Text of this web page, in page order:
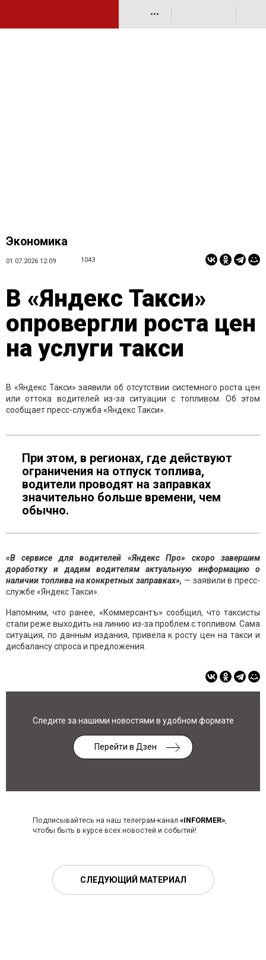
•••
Экономика
01.07.2026 12:09 1043
В «Яндекс Такси»
опровергли роста цен
на услуги такси
В «Яндекс Такси» заявили об отсутствии системного роста цен
или оттока водителей из-за ситуации с топливом. Об этом
сообщает пресс-служба «Яндекс Такси».
При этом, в регионах, где действуют
ограничения на отпуск топлива,
водители проводят на заправках
значительно больше времени, чем
обычно.
«В сервисе для водителей «Яндекс Про» скоро завершим
доработку и дадим водителям актуальную информацию о
наличии топлива на конкретных заправках», — заявили в пресс-
службе «Яндекс Такси».
Напомним, что ранее, «Коммерсантъ» сообщил, что таксисты
стали реже выходить на линию из-за проблем с топливом. Сама
ситуация, по данным издания, привела к росту цен на такси и
дисбалансу спроса и предложения.
Следите за нашими новостями в удобном формате
Перейти в Дзен
Подписывайтесь на наш телеграм-канал «INFORMER»,
чтобы быть в курсе всех новостей и событий!
СЛЕДУЮЩИЙ МАТЕРИАЛ